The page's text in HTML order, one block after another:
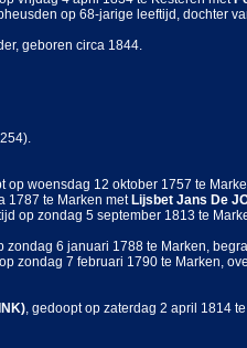
op 68-jarige leeftijd, dochter
geboren circa 1844.
op woensdag 12 oktober 1757 te
1787 te Marken met Lijsbet Jans De
op zondag 5 september 1813 te
zondag 6 januari 1788 te Marken,
zondag 7 februari 1790 te Marken,
, gedoopt op zaterdag 2 april 1814